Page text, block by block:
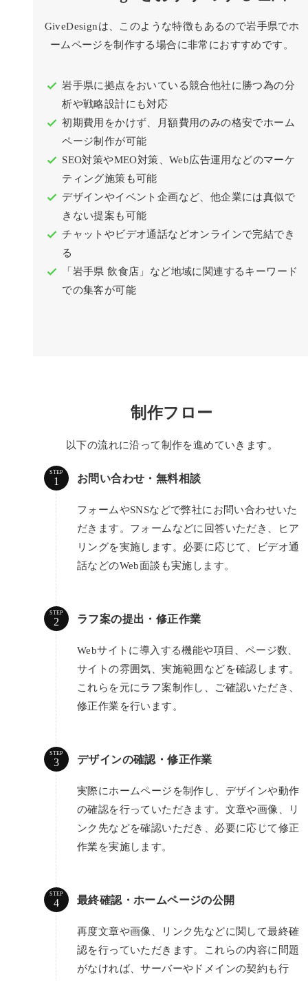
GiveDesignは、このような特徴もあるので岩手県でホ
ームページを制作する場合に非常におすすめです。
岩手県に拠点をおいている競合他社に勝つ為の分
析や戦略設計にも対応
初期費用をかけず、月額費用のみの格安でホーム
ページ制作が可能
SEO対策やMEO対策、Web広告運用などのマーケ
ティング施策も可能
デザインやイベント企画など、他企業には真似で
きない提案も可能
チャットやビデオ通話などオンラインで完結でき
る
「岩手県 飲食店」など地域に関連するキーワード
での集客が可能
制作フロー
以下の流れに沿って制作を進めていきます。
STEP お問い合わせ・無料相談
フォームやSNSなどで弊社にお問い合わせいた
だきます。フォームなどに回答いただき、ヒア
リングを実施します。必要に応じて、ビデオ通
話などのWeb面談も実施します。
STEP ラフ案の提出・修正作業
Webサイトに導入する機能や項目、ページ数、
サイトの雰囲気、実施範囲などを確認します。
これらを元にラフ案制作し、ご確認いただき、
修正作業を行います。
STEP デザインの確認・修正作業
実際にホームページを制作し、デザインや動作
の確認を行っていただきます。文章や画像、リ
ンク先などを確認いただき、必要に応じて修正
作業を実施します。
STEP 最終確認・ホームページの公開
再度文章や画像、リンク先などに関して最終確
認を行っていただきます。これらの内容に問題
がなければ、サーバーやドメインの契約も行